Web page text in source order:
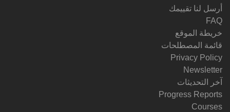
أرسل لنا تقييمك
FAQ
خريطة الموقع
قائمة المصطلحات
Privacy Policy
Newsletter
آخر التحديثات
Progress Reports
Courses